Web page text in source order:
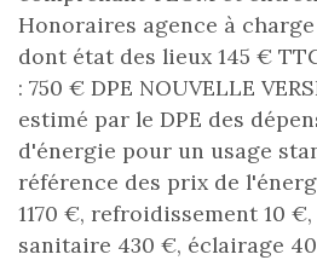
Honoraires agence à
dont état des lieux 145 €
: 750 € DPE NOUVELLE
estimé par le DPE des
d'énergie pour un usage
référence des prix de
1170 €, refroidissement 10
sanitaire 430 €, éclairage